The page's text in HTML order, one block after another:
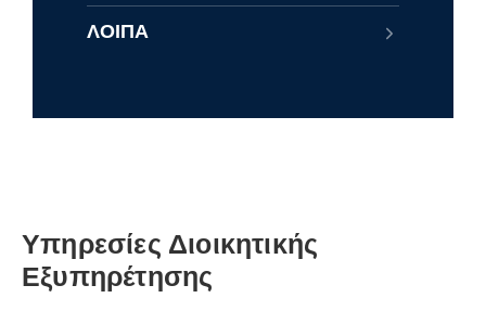
ΛΟΙΠΑ
Υπηρεσίες Διοικητικής
Εξυπηρέτησης